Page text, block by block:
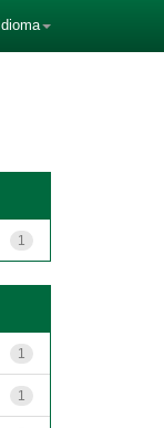
Idioma
1
1
1